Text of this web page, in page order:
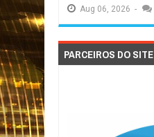
Aug 06, 2026 -
PARCEIROS DO SITE